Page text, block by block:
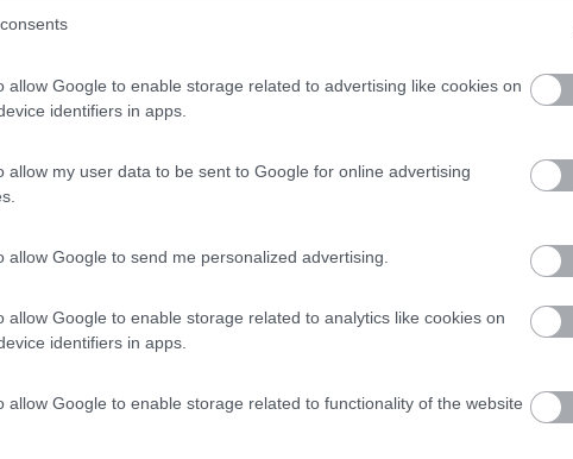
allow Google to enable storage related to advertising like cookies on
identifiers in apps.
allow my user data to be sent to Google for online advertising
allow Google to send me personalized advertising.
allow Google to enable storage related to analytics like cookies on
identifiers in apps.
allow Google to enable storage related to functionality of the website
Monforte (BN) - 34.8km
9
"Le Mainarde", contrada Mainardo, 30 post...